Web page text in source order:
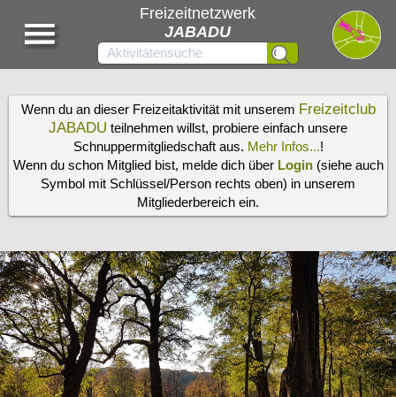
Freizeitnetzwerk
JABADU
Wenn du an dieser Freizeitaktivität mit unserem Freizeitclub
JABADU teilnehmen willst, probiere einfach unsere
Schnuppermitgliedschaft aus. Mehr Infos...!
Wenn du schon Mitglied bist, melde dich über Login(siehe auch
Symbol mit Schlüssel/Person rechts oben) in unserem
Mitgliederbereich ein.